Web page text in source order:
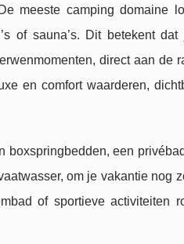
meeste camping domaine
of sauna’s. Dit betekent
direct aan de
en comfort waarderen,
een
om je vakantie nog
of sportieve activiteiten